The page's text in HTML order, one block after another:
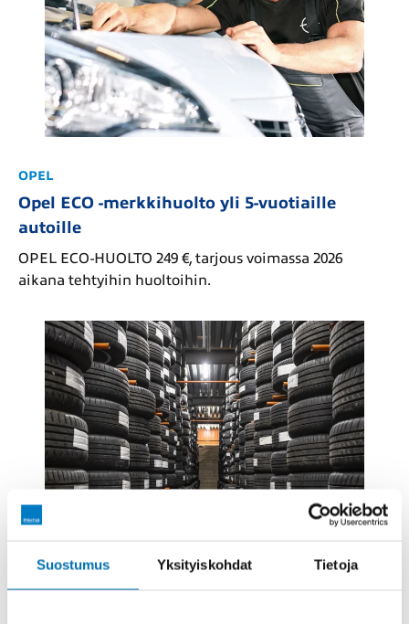
Suostumus Yksityiskohdat Tietoja
OPEL
Opel ECO -merkkihuolto yli 5-vuotiaille
autoille
OPEL ECO-HUOLTO 249 €, tarjous voimassa 2026
aikana tehtyihin huoltoihin.